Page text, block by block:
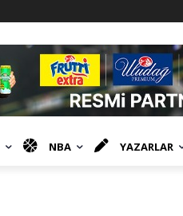
NBA YAZARLAR